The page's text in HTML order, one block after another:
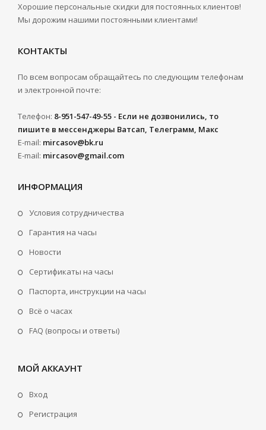
Хорошие персональные скидки для постоянных клиентов!
Мы дорожим нашими постоянными клиентами!
КОНТАКТЫ
По всем вопросам обращайтесь по следующим телефонам
и электронной почте:
Телефон: 8-951-547-49-55 - Если не дозвонились, то
пишите в мессенджеры Ватсап, Телеграмм, Макс
E-mail: mircasov@bk.ru
E-mail: mircasov@gmail.com
ИНФОРМАЦИЯ
Условия сотрудничества
Гарантия на часы
Новости
Сертификаты на часы
Паспорта, инструкции на часы
Всё о часах
FAQ (вопросы и ответы)
МОЙ АККАУНТ
Вход
Регистрация